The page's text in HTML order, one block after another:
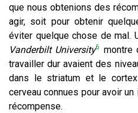
que nous obtenions des
agir, soit pour obtenir
éviter quelque chose de mal.
Vanderbilt University6 montre
travailler dur avaient des
dans le striatum et le
cerveau connues pour avoir
récompense.